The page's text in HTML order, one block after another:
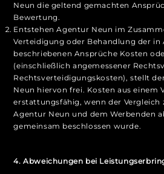
Neun die geltend gemachten
Bewertung.
Entstehen Agentur Neun im
Verteidigung oder Behandlung der in
beschriebenen Ansprüche Kosten
(einschließlich angemessener
Rechtsverteidigungskosten), stellt
Neun hiervon frei. Kosten aus einem
erstattungsfähig, wenn der Vergleich
Agentur Neun und dem Werbenden
gemeinsam beschlossen wurde.
4. Abweichungen bei